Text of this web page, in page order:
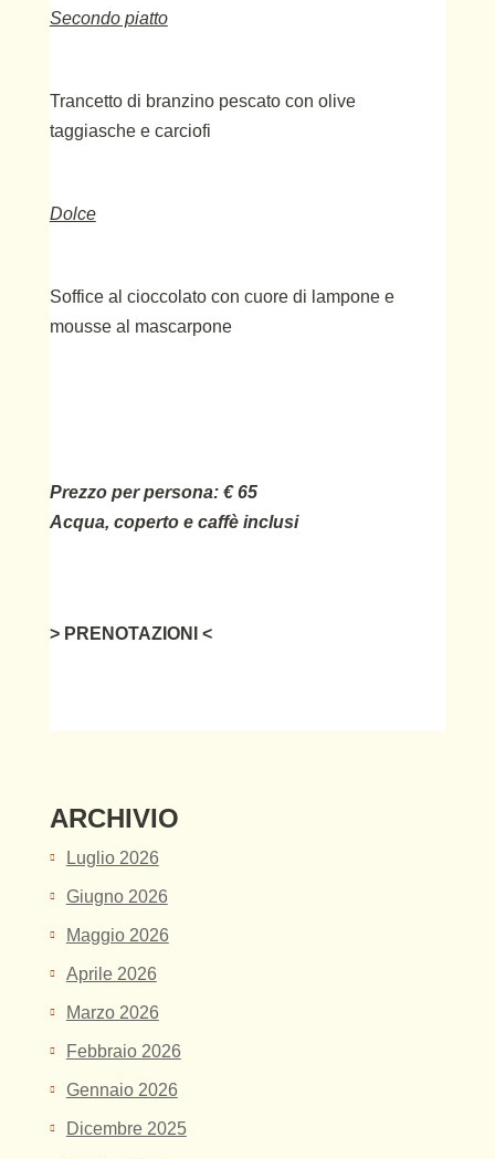
Secondo piatto
Trancetto di branzino pescato con olive
taggiasche e carciofi
Dolce
Soffice al cioccolato con cuore di lampone e
mousse al mascarpone
Prezzo per persona: € 65
Acqua, coperto e caffè inclusi
> PRENOTAZIONI <
ARCHIVIO
Luglio 2026
Giugno 2026
Maggio 2026
Aprile 2026
Marzo 2026
Febbraio 2026
Gennaio 2026
Dicembre 2025